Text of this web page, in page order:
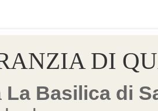
DI
La Basilica di